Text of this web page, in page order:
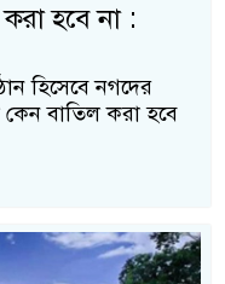
হবে না :
হিসেবে নগদের
কেন বাতিল করা হবে